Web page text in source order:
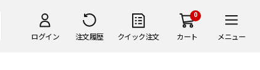
ログイン 注文履歴 クイック注文
0
カート メニュー